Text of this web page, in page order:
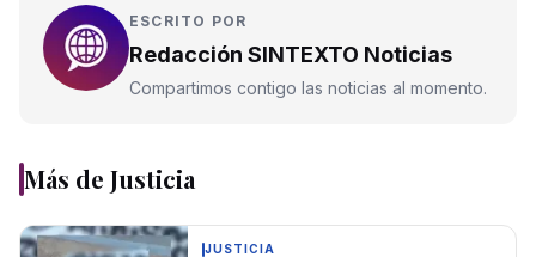
ESCRITO POR
Redacción SINTEXTO Noticias
Compartimos contigo las noticias al momento.
Más de Justicia
JUSTICIA